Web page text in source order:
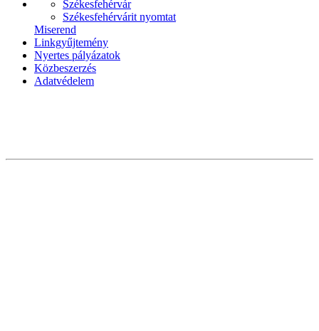
Székesfehérvár
Székesfehérvárit nyomtat
Miserend
Linkgyűjtemény
Nyertes pályázatok
Közbeszerzés
Adatvédelem